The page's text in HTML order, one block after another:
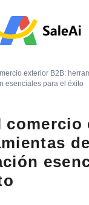
exterior B2B:
esenciales para el éxito
comercio
de